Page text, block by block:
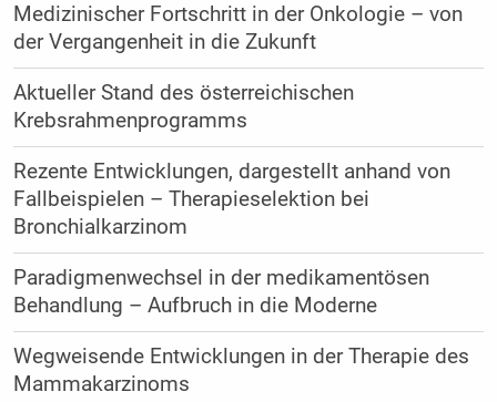
Medizinischer Fortschritt in der Onkologie – von
der Vergangenheit in die Zukunft
Aktueller Stand des österreichischen
Krebsrahmenprogramms
Rezente Entwicklungen, dargestellt anhand von
Fallbeispielen – Therapieselektion bei
Bronchialkarzinom
Paradigmenwechsel in der medikamentösen
Behandlung – Aufbruch in die Moderne
Wegweisende Entwicklungen in der Therapie des
Mammakarzinoms